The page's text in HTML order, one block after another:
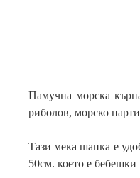
Памучна морска
риболов, морско
Тази мека шапка е
50см. което е